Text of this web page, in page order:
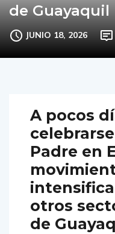
de Guayaquil
JUNIO 18, 2026
A pocos
Padre en
otros
de